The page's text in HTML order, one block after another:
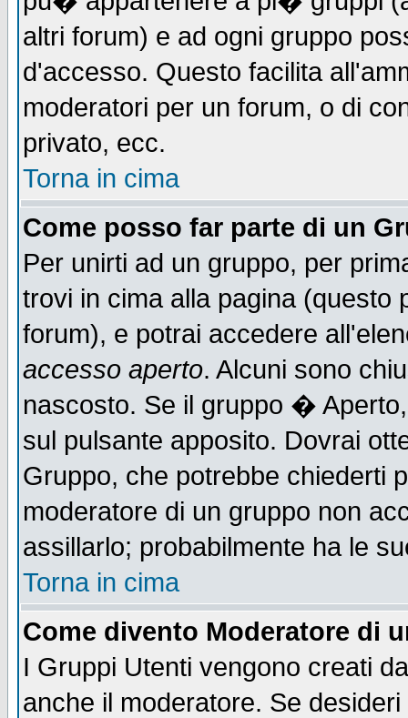
altri forum) e ad ogni gruppo
d'accesso. Questo facilita
moderatori per un forum, o di
privato, ecc.
Torna in cima
Come posso far parte di un
Per unirti ad un gruppo, per
trovi in cima alla pagina
forum), e potrai accedere
accesso aperto. Alcuni sono
nascosto. Se il gruppo �
sul pulsante apposito. Dovrai
Gruppo, che potrebbe chiederti
moderatore di un gruppo non
assillarlo; probabilmente ha le
Torna in cima
Come divento Moderatore di
I Gruppi Utenti vengono creati
anche il moderatore. Se